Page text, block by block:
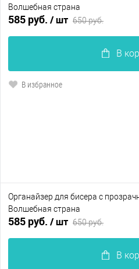
Волшебная страна
585 руб. / шт 650 руб.
В
В избранное
Органайзер для бисера с
Волшебная страна
585 руб. / шт 650 руб.
В